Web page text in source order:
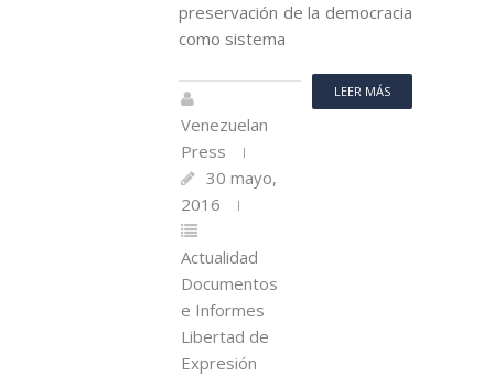
preservación de la democracia
como sistema
LEER MÁS
Venezuelan
Press
30 mayo,
2016
Actualidad
Documentos
e Informes
Libertad de
Expresión